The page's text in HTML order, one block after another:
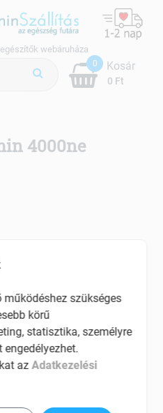
webáruháza
0
0 Ft
Kosár
4000ne
szükséges
körű
statisztika, személyre
engedélyezhet.
az Adatkezelési